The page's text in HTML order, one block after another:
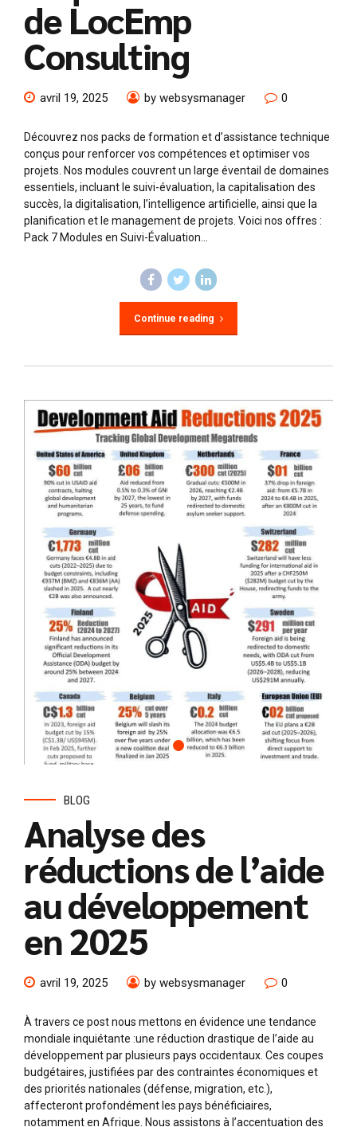
de LocEmp
Consulting
avril 19, 2025 by websysmanager 0
Découvrez nos packs de formation et d’assistance technique
conçus pour renforcer vos compétences et optimiser vos
projets. Nos modules couvrent un large éventail de domaines
essentiels, incluant le suivi-évaluation, la capitalisation des
succès, la digitalisation, l’intelligence artificielle, ainsi que la
planification et le management de projets. Voici nos offres :
Pack 7 Modules en Suivi-Évaluation...
Continue reading
BLOG
Analyse des
réductions de l’aide
au développement
en 2025
avril 19, 2025 by websysmanager 0
À travers ce post nous mettons en évidence une tendance
mondiale inquiétante :une réduction drastique de l’aide au
développement par plusieurs pays occidentaux. Ces coupes
budgétaires, justifiées par des contraintes économiques et
des priorités nationales (défense, migration, etc.),
affecteront profondément les pays bénéficiaires,
notamment en Afrique. Nous assistons à l’accentuation des